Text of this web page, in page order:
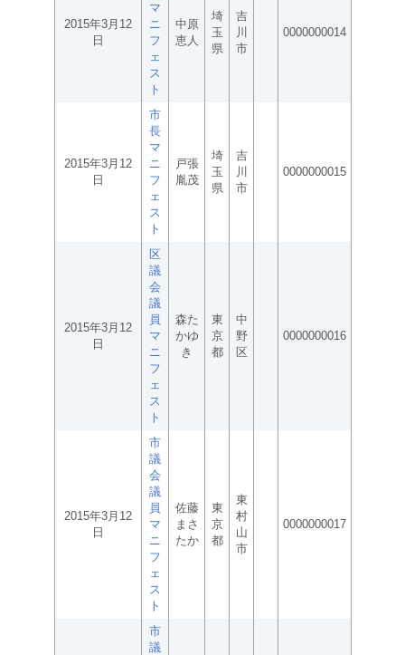
2015年3月12
日
マ
ニ
フ
ェ
ス
ト
中原
恵人
埼
玉
県
吉
川
市
0000000014
2015年3月12
日
市
長
マ
ニ
フ
ェ
ス
ト
戸張
胤茂
埼
玉
県
吉
川
市
0000000015
2015年3月12
日
区
議
会
議
員
マ
ニ
フ
ェ
ス
ト
森た
かゆ
き
東
京
都
中
野
区
0000000016
2015年3月12
日
市
議
会
議
員
マ
ニ
フ
ェ
ス
ト
佐藤
まさ
たか
東
京
都
東
村
山
市
0000000017
市
議